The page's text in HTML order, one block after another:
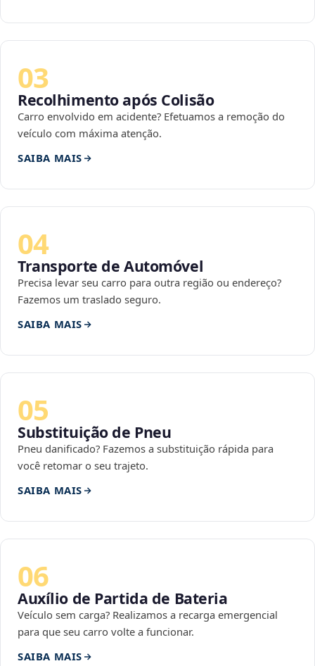
03
Recolhimento após Colisão
Carro envolvido em acidente? Efetuamos a remoção do
veículo com máxima atenção.
SAIBA MAIS
04
Transporte de Automóvel
Precisa levar seu carro para outra região ou endereço?
Fazemos um traslado seguro.
SAIBA MAIS
05
Substituição de Pneu
Pneu danificado? Fazemos a substituição rápida para
você retomar o seu trajeto.
SAIBA MAIS
06
Auxílio de Partida de Bateria
Veículo sem carga? Realizamos a recarga emergencial
para que seu carro volte a funcionar.
SAIBA MAIS